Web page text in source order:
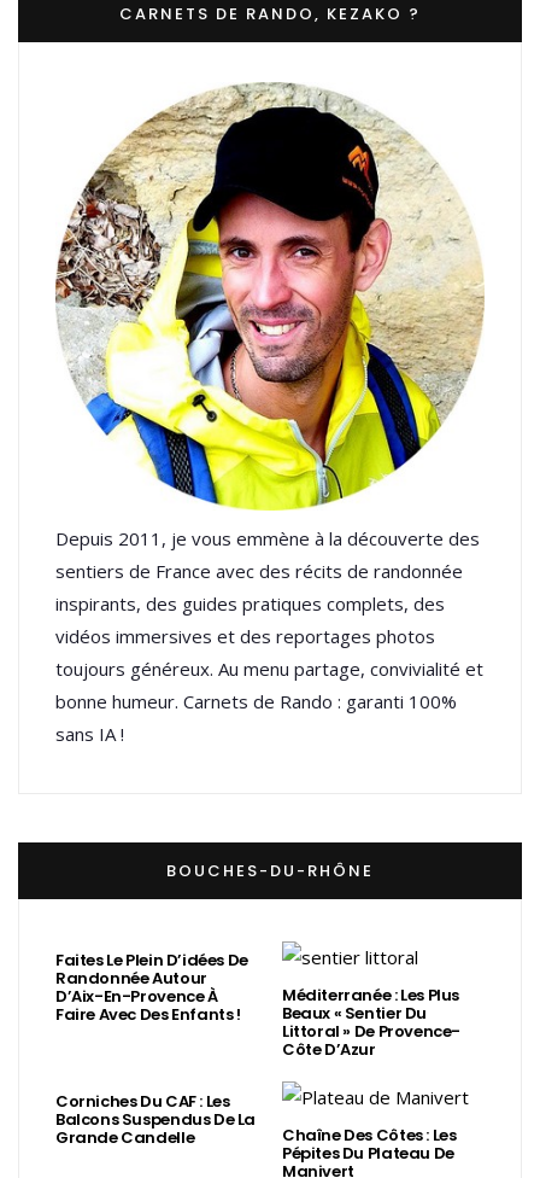
CARNETS DE RANDO, KEZAKO ?
Depuis 2011, je vous emmène à la découverte des
sentiers de France avec des récits de randonnée
inspirants, des guides pratiques complets, des
vidéos immersives et des reportages photos
toujours généreux. Au menu partage, convivialité et
bonne humeur. Carnets de Rando : garanti 100%
sans IA !
BOUCHES-DU-RHÔNE
Faites Le Plein D’idées De
Randonnée Autour
D’Aix-En-Provence À
Faire Avec Des Enfants !
Méditerranée : Les Plus
Beaux « Sentier Du
Littoral » De Provence-
Côte D’Azur
Corniches Du CAF : Les
Balcons Suspendus De La
Grande Candelle Chaîne Des Côtes : Les
Pépites Du Plateau De
Manivert